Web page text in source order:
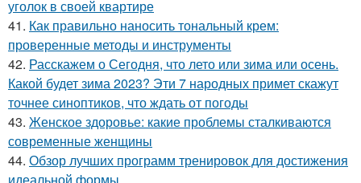
уголок в своей квартире
41. Как правильно наносить тональный крем:
проверенные методы и инструменты
42. Расскажем о Сегодня, что лето или зима или осень.
Какой будет зима 2023? Эти 7 народных примет скажут
точнее синоптиков, что ждать от погоды
43. Женское здоровье: какие проблемы сталкиваются
современные женщины
44. Обзор лучших программ тренировок для достижения
идеальной формы